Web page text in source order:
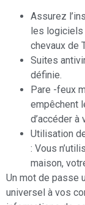
Assurez
les
chevaux de
Suites
définie.
Pare -feux
empêchent
d’accéder à
Utilisation
: Vous
maison,
Un mot de passe
universel à vos